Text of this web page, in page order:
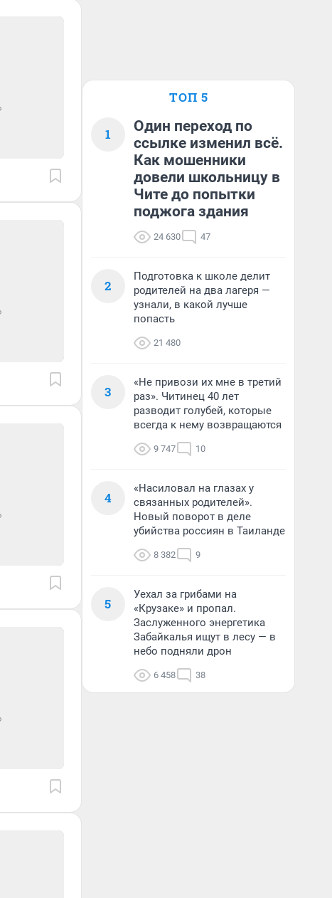
ТОП 5
1
Один переход по
ссылке изменил всё.
Как мошенники
довели школьницу в
Чите до попытки
поджога здания
24 630 47
2
Подготовка к школе делит
родителей на два лагеря —
узнали, в какой лучше
попасть
21 480
3
«Не привози их мне в третий
раз». Читинец 40 лет
разводит голубей, которые
всегда к нему возвращаются
9 747 10
4
«Насиловал на глазах у
связанных родителей».
Новый поворот в деле
убийства россиян в Таиланде
8 382 9
5
Уехал за грибами на
«Крузаке» и пропал.
Заслуженного энергетика
Забайкалья ищут в лесу — в
небо подняли дрон
6 458 38